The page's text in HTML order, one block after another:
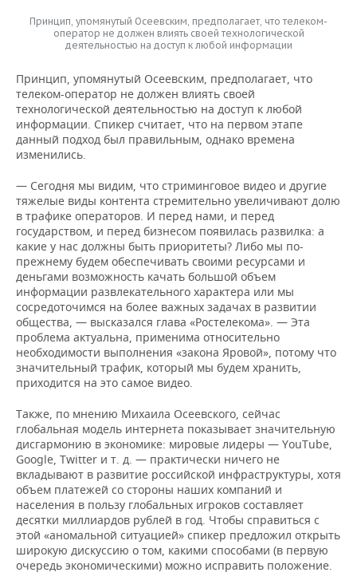
Принцип, упомянутый Осеевским, предполагает, что телеком-
оператор не должен влиять своей технологической
деятельностью на доступ к любой информации
Принцип, упомянутый Осеевским, предполагает, что
телеком-оператор не должен влиять своей
технологической деятельностью на доступ к любой
информации. Спикер считает, что на первом этапе
данный подход был правильным, однако времена
изменились.
— Сегодня мы видим, что стриминговое видео и другие
тяжелые виды контента стремительно увеличивают долю
в трафике операторов. И перед нами, и перед
государством, и перед бизнесом появилась развилка: а
какие у нас должны быть приоритеты? Либо мы по-
прежнему будем обеспечивать своими ресурсами и
деньгами возможность качать большой объем
информации развлекательного характера или мы
сосредоточимся на более важных задачах в развитии
общества, — высказался глава «Ростелекома». — Эта
проблема актуальна, применима относительно
необходимости выполнения «закона Яровой», потому что
значительный трафик, который мы будем хранить,
приходится на это самое видео.
Также, по мнению Михаила Осеевского, сейчас
глобальная модель интернета показывает значительную
дисгармонию в экономике: мировые лидеры — YouTube,
Google, Twitter и т. д. — практически ничего не
вкладывают в развитие российской инфраструктуры, хотя
объем платежей со стороны наших компаний и
населения в пользу глобальных игроков составляет
десятки миллиардов рублей в год. Чтобы справиться с
этой «аномальной ситуацией» спикер предложил открыть
широкую дискуссию о том, какими способами (в первую
очередь экономическими) можно исправить положение.